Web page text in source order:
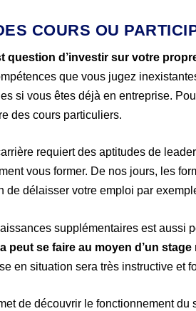
COURS OU
question d’investir sur votre
que vous jugez
si vous êtes déjà en entreprise.
des cours particuliers.
requiert des aptitudes de
vous former. De nos jours, les
de délaisser votre emploi par
supplémentaires est aussi
peut se faire au moyen d’un
en situation sera très instructive et
de découvrir le fonctionnement du